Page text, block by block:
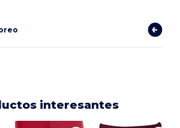
interesantes